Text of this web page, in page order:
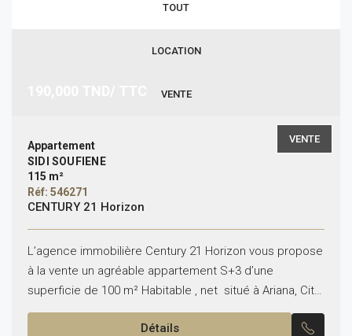
TOUT
LOCATION
VENTE
VENTE
Appartement
SIDI SOUFIENE
115 m²
Réf: 546271
CENTURY 21 Horizon
L’agence immobilière Century 21 Horizon vous propose
à la vente un agréable appartement S+3 d’une
superficie de 100 m² Habitable , net situé à Ariana, Cité
Essaha, dans un quartier résidentiel et...
Détails